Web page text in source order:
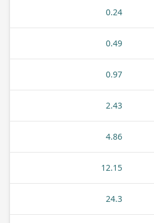
0.24
0.49
0.97
2.43
4.86
12.15
24.3